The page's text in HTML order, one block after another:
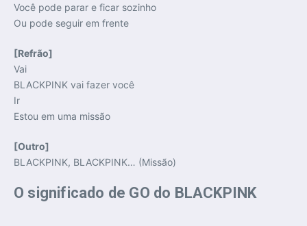
Você pode parar e ficar sozinho
Ou pode seguir em frente
[Refrão]
Vai
BLACKPINK vai fazer você
Ir
Estou em uma missão
[Outro]
BLACKPINK, BLACKPINK… (Missão)
O significado de GO do BLACKPINK